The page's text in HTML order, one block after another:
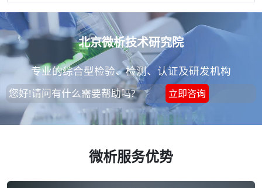
北京微析技术研究院
专业的综合型检验、检测、认证及研发机构
您好!请问有什么需要帮助吗? 立即咨询
微析服务优势